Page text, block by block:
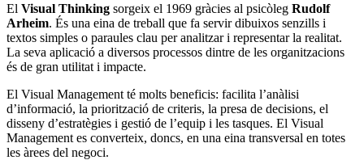
El Visual Thinking sorgeix el 1969 gràcies al psicòleg Rudolf
Arheim. És una eina de treball que fa servir dibuixos senzills i
textos simples o paraules clau per analitzar i representar la realitat.
La seva aplicació a diversos processos dintre de les organitzacions
és de gran utilitat i impacte.
El Visual Management té molts beneficis: facilita l’anàlisi
d’informació, la priorització de criteris, la presa de decisions, el
disseny d’estratègies i gestió de l’equip i les tasques. El Visual
Management es converteix, doncs, en una eina transversal en totes
les àrees del negoci.